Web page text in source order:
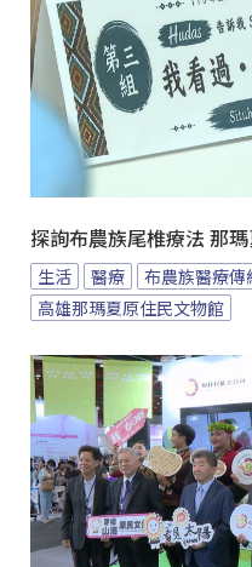
探詢布農族尾椎療法 那
生活 醫療
布農族醫療傳
高雄那瑪夏原住民文物館